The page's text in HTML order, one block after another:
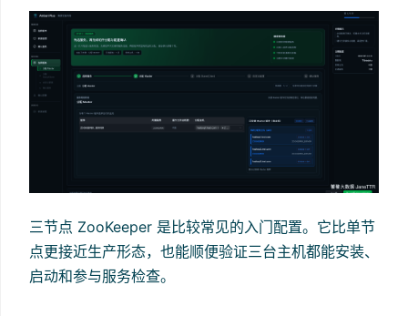
三节点 ZooKeeper 是比较常见的入门配置。它比单节
点更接近生产形态，也能顺便验证三台主机都能安装、
启动和参与服务检查。